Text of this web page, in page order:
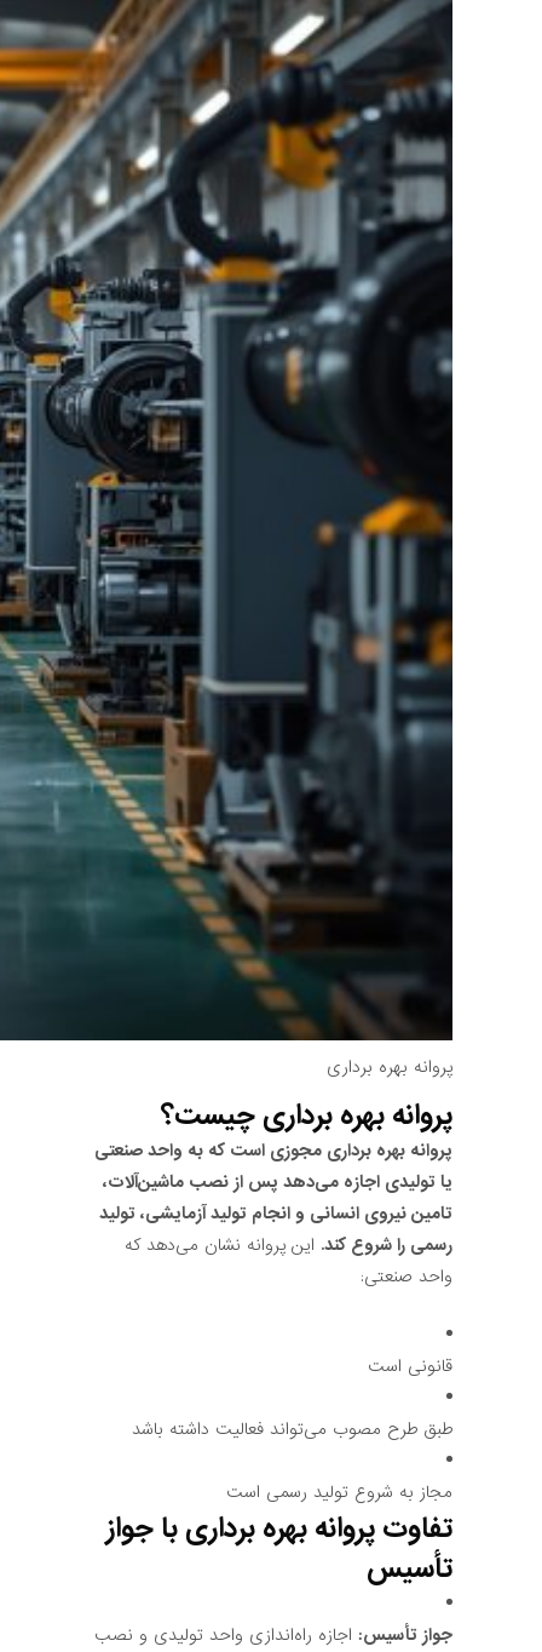
پروانه بهره برداری
پروانه بهره برداری چیست؟
پروانه بهره برداری مجوزی است که به واحد صنعتی
یا تولیدی اجازه می‌دهد پس از نصب ماشین‌آلات،
تامین نیروی انسانی و انجام تولید آزمایشی، تولید
رسمی را شروع کند. این پروانه نشان می‌دهد که
واحد صنعتی:
قانونی است
طبق طرح مصوب می‌تواند فعالیت داشته باشد
مجاز به شروع تولید رسمی است
تفاوت پروانه بهره برداری با جواز
تأسیس
جواز تأسیس: اجازه راه‌اندازی واحد تولیدی و نصب